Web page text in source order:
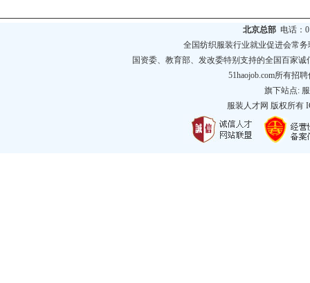
北京总部 电话：
全国纺织服装行业就业促进会常务
国资委、教育部、发改委特别支持的全国百家
51haojob.com所有招
旗下站点:
服装人才网 版权所有